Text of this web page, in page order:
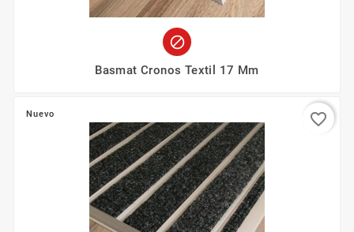

Basmat Cronos Textil 17 Mm
Nuevo favorite_border